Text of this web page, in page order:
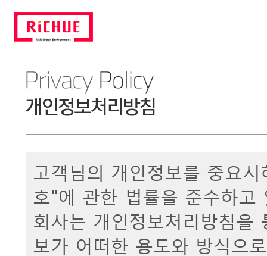
고객님의 개인정보를 중요
호"에 관한 법률을 준수하고
회사는 개인정보처리방침을
보가 어떠한 용도와 방식으